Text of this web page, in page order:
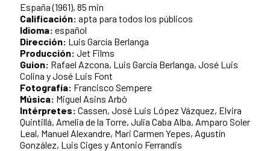
España (1961), 85 min
Calificación: apta para todos los públicos
Idioma: español
Dirección: Luis García Berlanga
Producción: Jet Films
Guion: Rafael Azcona, Luis García Berlanga, José Luis
Colina y José Luis Font
Fotografía: Francisco Sempere
Música: Miguel Asins Arbó
Intérpretes: Cassen, José Luis López Vázquez, Elvira
Quintillá, Amelia de la Torre, Julia Caba Alba, Amparo Soler
Leal, Manuel Alexandre, Mari Carmen Yepes, Agustín
González, Luis Ciges y Antonio Ferrandis